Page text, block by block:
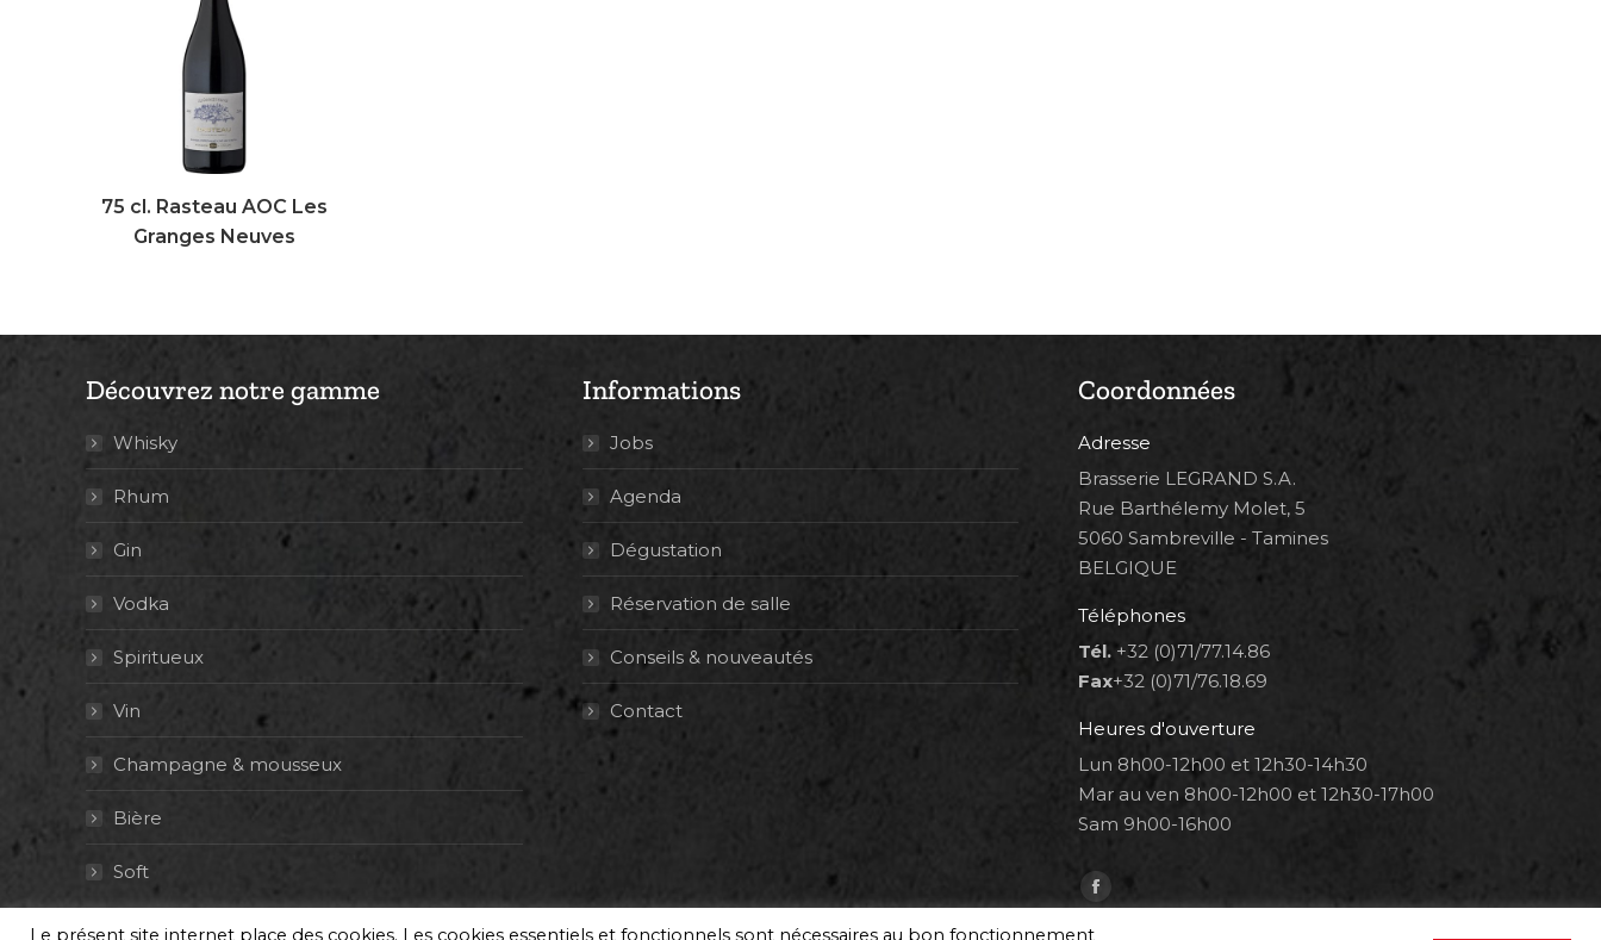
75 cl. Rasteau AOC Les
Granges Neuves
Découvrez notre gamme
Whisky
Rhum
Gin
Vodka
Spiritueux
Vin
Champagne & mousseux
Bière
Soft
Informations
Jobs
Agenda
Dégustation
Réservation de salle
Conseils & nouveautés
Contact
Coordonnées
Adresse
Brasserie LEGRAND S.A.
Rue Barthélemy Molet, 5
5060 Sambreville - Tamines
BELGIQUE
Téléphones
Tél. +32 (0)71/77.14.86
Fax+32 (0)71/76.18.69
Heures d'ouverture
Lun 8h00-12h00 et 12h30-14h30
Mar au ven 8h00-12h00 et 12h30-17h00
Sam 9h00-16h00
Trouvez nous sur :
Facebook
page
Le présent site internet place des cookies. Les cookies essentiels et fonctionnels sont nécessaires au bon fonctionnement